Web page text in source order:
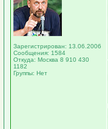
Зарегистрирован: 13.06.2006
Сообщения: 1584
Откуда: Москва 8 910 430
1182
Группы: Нет